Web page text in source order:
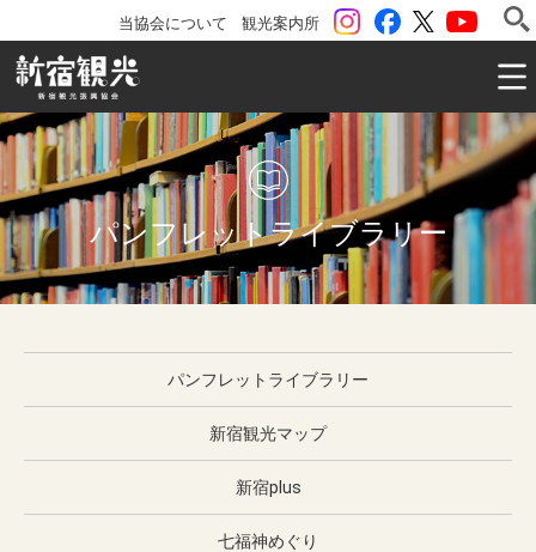
ツイッター
Facebook
instagram
観光案内所
当協会について
一般社団法人 新宿観光振興協会 Shinjuku
パンフレットライブラリー
パンフレットライブラリー
新宿観光マップ
新宿plus
七福神めぐり